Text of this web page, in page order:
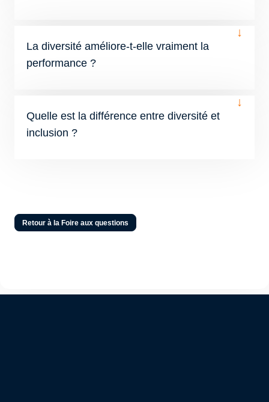
La diversité améliore-t-elle vraiment la
performance ?
↓
Quelle est la différence entre diversité et
inclusion ?
↓
Retour à la Foire aux questions